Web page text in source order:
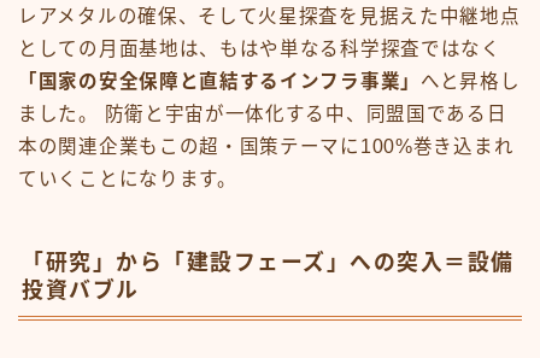
レアメタルの確保、そして火星探査を見据えた中継地点
としての月面基地は、もはや単なる科学探査ではなく
「国家の安全保障と直結するインフラ事業」 へと昇格し
ました。 防衛と宇宙が一体化する中、同盟国である日
本の関連企業もこの超・国策テーマに100%巻き込まれ
ていくことになります。
「研究」から「建設フェーズ」への突入＝設備
投資バブル